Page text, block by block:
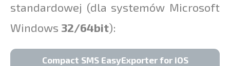
standardowej (dla systemów Microsoft
Windows 32/64bit):
Compact SMS EasyExporter for iOS